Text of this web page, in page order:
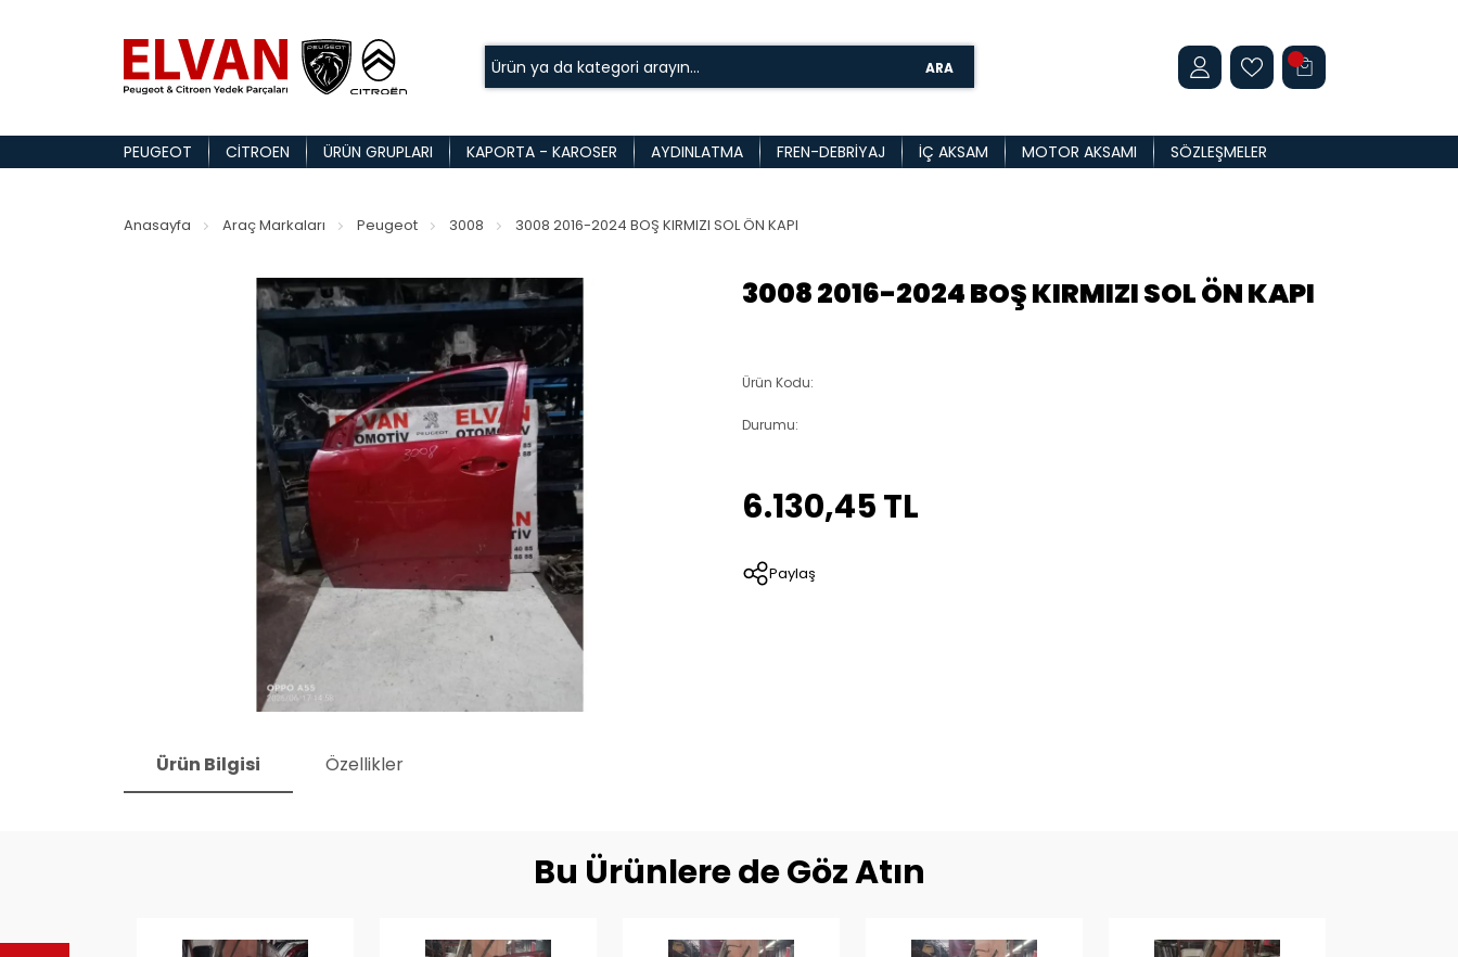
ARA
PEUGEOT CITROEN ÜRÜN GRUPLARI KAPORTA - KAROSER AYDINLATMA FREN-DEBRIYAJ İÇ AKSAM MOTOR AKSAMI SÖZLEŞMELER
Anasayfa Araç Markaları Peugeot 3008 3008 2016-2024 BOŞ KIRMIZI SOL ÖN KAPI
3008 2016-2024 BOŞ KIRMIZI SOL ÖN KAPI
Ürün Kodu:
Durumu:
6.130,45 TL
Paylaş
Ürün Bilgisi Özellikler
Bu Ürünlere de Göz Atın